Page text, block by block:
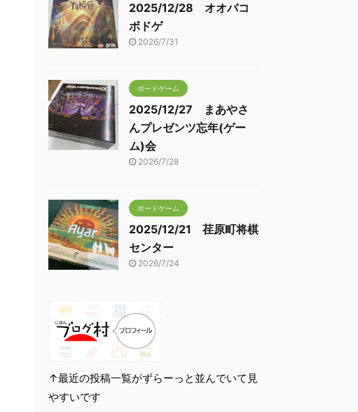
2025/12/28 オオバコ
ボドゲ
2026/7/31
ボードゲーム
2025/12/27 まあやさ
んプレゼンツ忘年(ゲー
ム)会
2026/7/28
ボードゲーム
2025/12/21 荏原町将棋
センター
2026/7/24
↑最近の投稿一覧がずらーっと並んでいて見
やすいです